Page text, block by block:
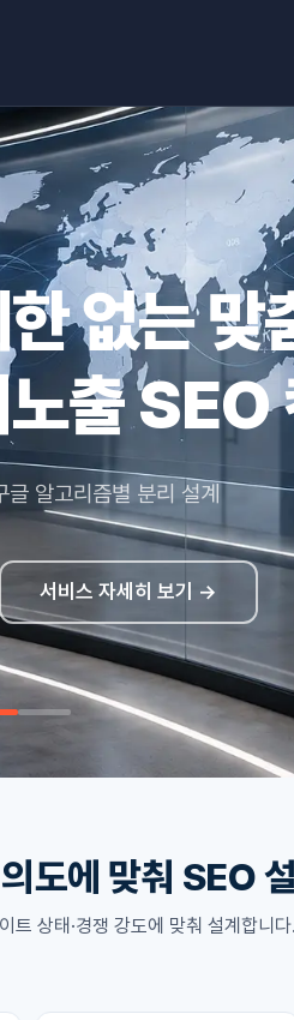
없는 맞
출 SEO
글 알고리즘별 분리 설계
서비스 자세히 보기 →
도에 맞춰 SEO 설
트 상태·경쟁 강도에 맞춰 설계합니다.